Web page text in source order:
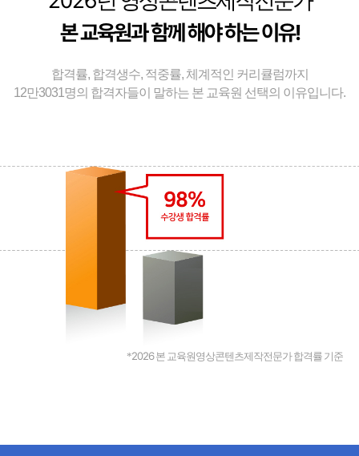
본 교육원과 함께 해야 하는 이유!
합격률, 합격생수, 적중률, 체계적인 커리큘럼까지
12만3031명의 합격자들이 말하는 본 교육원 선택의 이유입니다.
*2026본 교육원영상콘텐츠제작전문가 합격률 기준